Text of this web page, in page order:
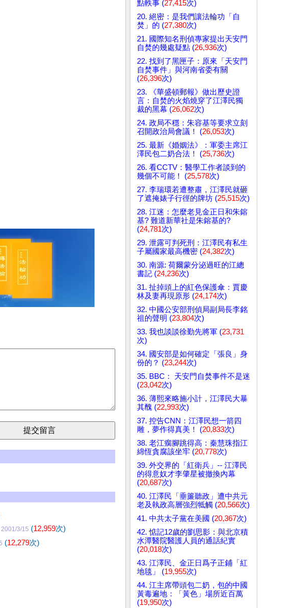
2001/3/15 (12,959次)
(12,279次)
點軼事 (27,415次)
20. 絕密：是我們讓法輪功「自
焚」的 (27,380次)
21. 國際知名刑偵專家提出天安門
自焚的幾處疑點 (26,936次)
22. 找到了黑匣子：原來「天安門
自焚事件」與河南省委有關
(26,396次)
23. 《華盛頓郵報》做出歷史證
言：自焚的火焰燒穿了江澤民獨
裁的黑幕 (26,062次)
24. 政局不穩：朱容基等要求立刻
召開政治局會議！ (26,053次)
25. 最新《婚姻法》：軍委主席江
澤民包二奶合法！ (25,736次)
26. 看CCTV：醫學工作者談到的
幾個不可能！ (25,578次)
27. 李瑞環若遭整肅，江澤民就砸
了遮掩婊子行徑的牌坊 (25,515次)
28. 江迷：怎麼老見金正日和朱鎔
基? 難道新華社是朱鎔基的?
(24,781次)
29. 泄露可判死刑：江澤民有私生
子屬國家最高機密 (24,382次)
30. 南源: 荷爾蒙分泌過旺的江總
書記 (24,236次)
31. 扯掉頭上的紅色保護傘：賈慶
林及妻再現原形 (24,174次)
32. 中國公安部刑偵局副局長李銘
祖的聲明 (23,804次)
33. 我也談談徐勤先將軍 (23,731
次)
34. 國安部是如何確定「張良」身
份的？ (23,244次)
35. BBC： 天安門自焚事件不是迷
(23,042次)
36. 薄熙來略施小計，江澤民大暴
其醜 (22,993次)
37. 控告CNN：江澤民想一箭四
雕，夢作得真美！ (20,833次)
38. 老江瘸腳跳得高：秦慧珠指江
綿恆貪腐該坐牢 (20,778次)
39. 外交界的「紅衛兵」-- 江澤民
的得意奴才李肇星被撤換內幕
(20,687次)
40. 江澤民「垂簾聽政」遭中共元
老及執政高層強烈牴觸 (20,566次)
41. 中共太子黨在美國 (20,367次)
42. 惦記12歲的劉思影：與北京積
水潭醫院醫護人員的通話紀實
(20,018次)
43. 江澤民、金正日爲子正鋪「紅
地毯」 (19,955次)
44. 江主席帶頭包二奶，包的中國
黃毒遍地：「黃色」場所近百萬
(19,950次)